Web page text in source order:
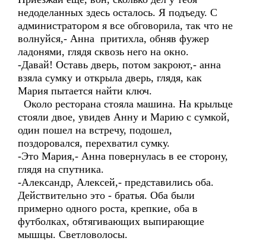
недоделанных здесь осталось. Я подъеду. С
администратором я все обговорила, так что не
волнуйся,- Анна притихла, обняв фужер
ладонями, глядя сквозь него на окно.
-Давай! Оставь дверь, потом закроют,- анна
взяла сумку и открыла дверь, глядя, как
Мария пытается найти ключ.
Около ресторана стояла машина. На крыльце
стояли двое, увидев Анну и Марию с сумкой,
один пошел на встречу, подошел,
поздоровался, перехватил сумку.
-Это Мария,- Анна повернулась в ее сторону,
глядя на спутника.
-Александр, Алексей,- представились оба.
Действительно это - братья. Оба были
примерно одного роста, крепкие, оба в
футболках, обтягивающих выпирающие
мышцы. Светловолосы.